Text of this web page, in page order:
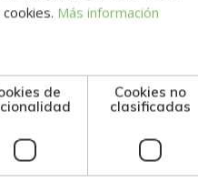
Más información
de
Cookies no
clasificadas